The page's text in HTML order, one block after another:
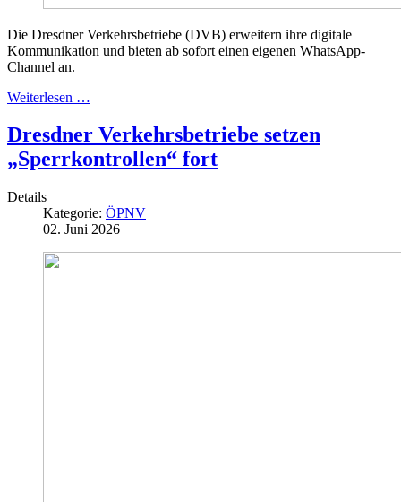
Die Dresdner Verkehrsbetriebe (DVB) erweitern ihre digitale
Kommunikation und bieten ab sofort einen eigenen WhatsApp-
Channel an.
Weiterlesen …
Dresdner Verkehrsbetriebe setzen
„Sperrkontrollen“ fort
Details
Kategorie: ÖPNV
02. Juni 2026